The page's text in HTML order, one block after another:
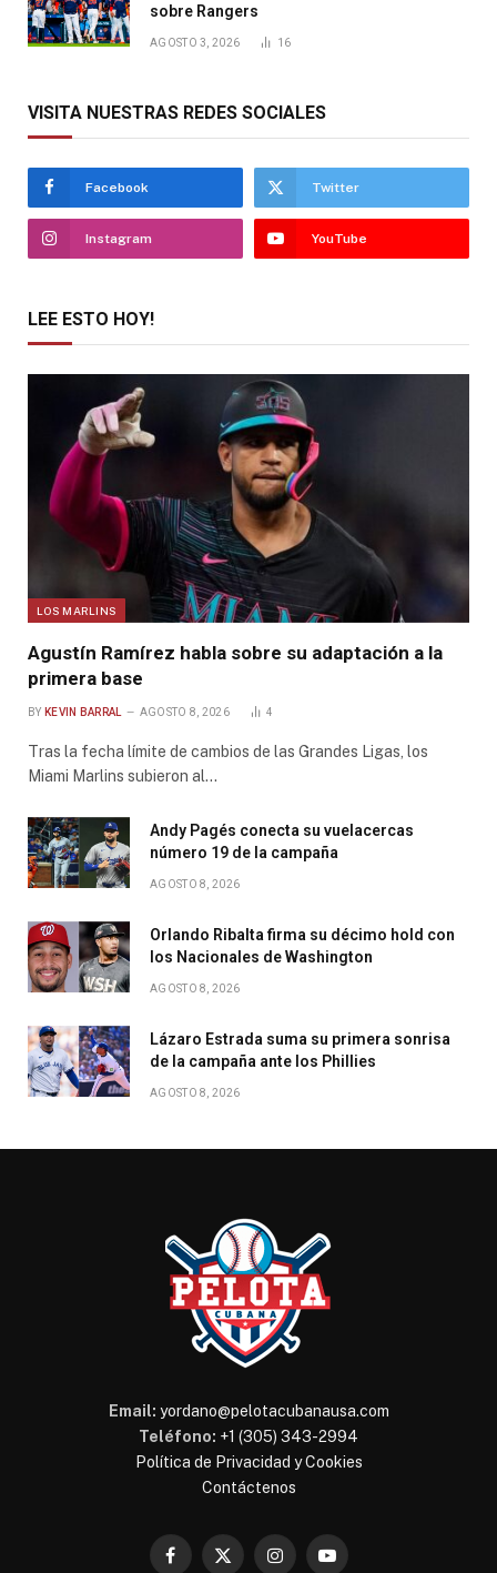
sobre Rangers
AGOSTO 3, 2026 16
VISITA NUESTRAS REDES SOCIALES
Facebook Twitter
Instagram YouTube
LEE ESTO HOY!
LOS MARLINS
Agustín Ramírez habla sobre su adaptación a la
primera base
BY KEVIN BARRAL AGOSTO 8, 2026 4
Tras la fecha límite de cambios de las Grandes Ligas, los
Miami Marlins subieron al…
Andy Pagés conecta su vuelacercas
número 19 de la campaña
AGOSTO 8, 2026
Orlando Ribalta firma su décimo hold con
los Nacionales de Washington
AGOSTO 8, 2026
Lázaro Estrada suma su primera sonrisa
de la campaña ante los Phillies
AGOSTO 8, 2026
Email: yordano@pelotacubanausa.com
Teléfono: +1 (305) 343-2994
Política de Privacidad y Cookies
Contáctenos
Facebook
X InstagramYouTube